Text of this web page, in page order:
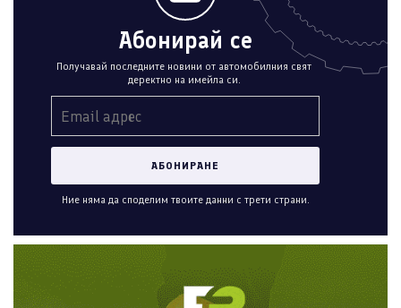
Абонирай се
Получавай последните новини от автомобилния свят
деректно на имейла си.
Ние няма да споделим твоите данни с трети страни.